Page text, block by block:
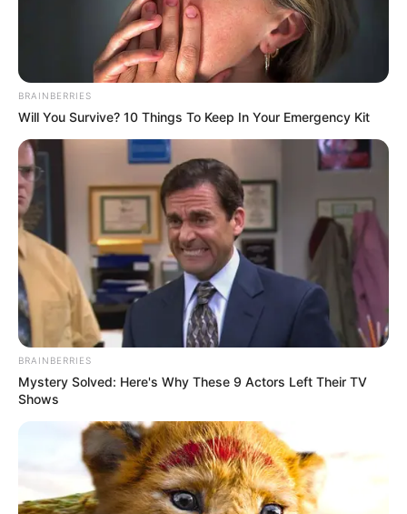
BRAINBERRIES
Will You Survive? 10 Things To Keep In Your Emergency Kit
BRAINBERRIES
Mystery Solved: Here's Why These 9 Actors Left Their TV
Shows